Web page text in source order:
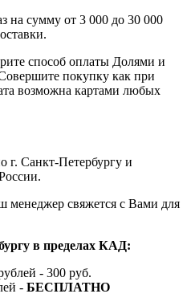
на сумму от 3 000 до 30 000
способ оплаты Долями и
покупку как при
возможна картами любых
г. Санкт-Петербургу и
менеджер свяжется с Вами для
в пределах КАД:
- 300 руб.
- БЕСПЛАТНО